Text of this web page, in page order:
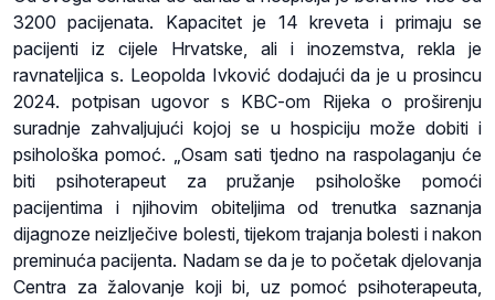
3200 pacijenata. Kapacitet je 14 kreveta i primaju se
pacijenti iz cijele Hrvatske, ali i inozemstva, rekla je
ravnateljica s. Leopolda Ivković dodajući da je u prosincu
2024. potpisan ugovor s KBC-om Rijeka o proširenju
suradnje zahvaljujući kojoj se u hospiciju može dobiti i
psihološka pomoć. „Osam sati tjedno na raspolaganju će
biti psihoterapeut za pružanje psihološke pomoći
pacijentima i njihovim obiteljima od trenutka saznanja
dijagnoze neizlječive bolesti, tijekom trajanja bolesti i nakon
preminuća pacijenta. Nadam se da je to početak djelovanja
Centra za žalovanje koji bi, uz pomoć psihoterapeuta,